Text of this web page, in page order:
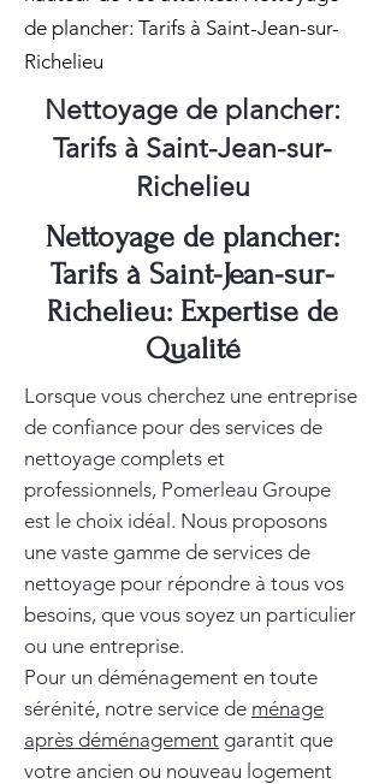
de plancher: Tarifs à Saint-Jean-sur-
Richelieu
Nettoyage de plancher:
Tarifs à Saint-Jean-sur-
Richelieu
Nettoyage de plancher:
Tarifs à Saint-Jean-sur-
Richelieu: Expertise de
Qualité
Lorsque vous cherchez une entreprise
de confiance pour des services de
nettoyage complets et
professionnels, Pomerleau Groupe
est le choix idéal. Nous proposons
une vaste gamme de services de
nettoyage pour répondre à tous vos
besoins, que vous soyez un particulier
ou une entreprise.
Pour un déménagement en toute
sérénité, notre service de ménage
après déménagement garantit que
votre ancien ou nouveau logement